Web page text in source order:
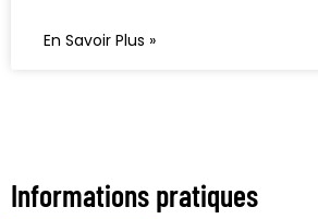
En Savoir Plus »
Informations pratiques